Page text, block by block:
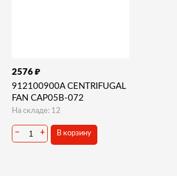
2576 ₽
912100900A CENTRIFUGAL
FAN CAP05B-072
На складе: 12
− + В корзину